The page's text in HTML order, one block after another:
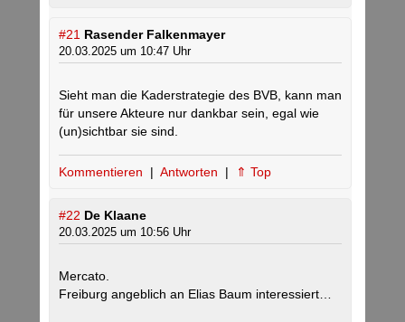
#21 Rasender Falkenmayer
20.03.2025 um 10:47 Uhr
Sieht man die Kaderstrategie des BVB, kann man
für unsere Akteure nur dankbar sein, egal wie
(un)sichtbar sie sind.
Kommentieren | Antworten | ⇑ Top
#22 De Klaane
20.03.2025 um 10:56 Uhr
Mercato.
Freiburg angeblich an Elias Baum interessiert…